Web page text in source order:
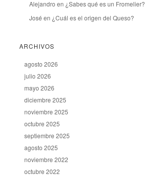
Alejandro en ¿Sabes qué es un Fromelier?
José en ¿Cuál es el origen del Queso?
ARCHIVOS
agosto 2026
julio 2026
mayo 2026
diciembre 2025
noviembre 2025
octubre 2025
septiembre 2025
agosto 2025
noviembre 2022
octubre 2022